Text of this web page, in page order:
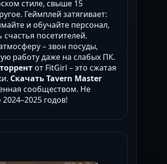
стиле, свыше 15
Геймплей затягивает:
и обучайте персонал,
посетителей.
– звон посуды,
работу даже на слабых ПК.
от FitGirl – это сжатая
Скачать Tavern Master
сообществом. Не
годов!